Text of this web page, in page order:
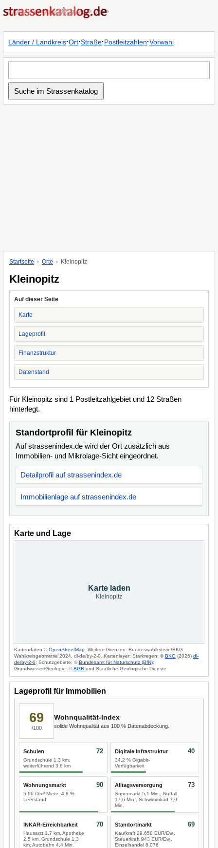
Länder / Landkreis·Ort·Straße·Postleitzahlen·Vorwahl
Startseite Orte Kleinopitz
Kleinopitz
Auf dieser Seite
Karte
Lageprofil
Finanzstruktur
Datenstand
Für Kleinopitz sind 1 Postleitzahlgebiet und 12 Straßen
hinterlegt.
Standortprofil für Kleinopitz
Auf strassenindex.de wird der Ort zusätzlich aus
Immobilien- und Mikrolage-Sicht eingeordnet.
Detailprofil auf strassenindex.de
Immobilienlage auf strassenindex.de
Karte und Lage
Karte laden
Kleinopitz
Kartendaten ©OpenStreetMap . Weitere Grenzen: Bundeswahlleiterin/BKG
Wahlkreisgeometrie 2024, dl-de/by-2-0. Kartenlayer: Starkregen: ©BKG (2026) dl-
de/by-2-0; Schutzgebiete: ©Bundesamt für Naturschutz (BfN);
Grundwasser/Geologie: ©BGR und Staatliche Geologische Dienste.
Lageprofil für Immobilien
69
/100
Wohnqualität-Index
solide Wohnqualität aus 100 % Datenabdeckung.
Schulen
Grundschule 1,3 km,
weiterführend 3,8 km
72 Digitale Infrastruktur
34,2 % Gigabit-
Verfügbarkeit
40
Wohnungsmarkt
5,96 €/m² Miete, 4,8 %
Leerstand
90 Alltagsversorgung
Supermarkt 5,1 Min., Notfall
17,6 Min., Schwimmbad 7,9
Min.
73
INKAR-Erreichbarkeit
Hausarzt 1,7 km, Apotheke
2,5 km, Grundschule 1,3
km, Autobahn 4,4 Min.
70 Standortmarkt
Kaufkraft 29.658 EUR/Ew.,
Steuerkraft 943 EUR/Ew.,
Einzelhandel 8.076
69